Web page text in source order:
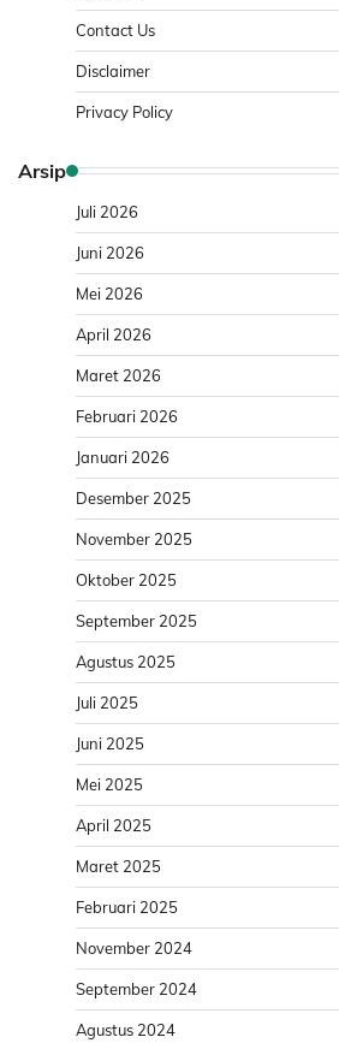
Contact Us
Disclaimer
Privacy Policy
Arsip
Juli 2026
Juni 2026
Mei 2026
April 2026
Maret 2026
Februari 2026
Januari 2026
Desember 2025
November 2025
Oktober 2025
September 2025
Agustus 2025
Juli 2025
Juni 2025
Mei 2025
April 2025
Maret 2025
Februari 2025
November 2024
September 2024
Agustus 2024